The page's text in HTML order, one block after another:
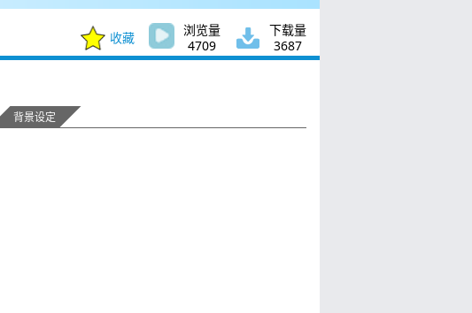
收藏
浏览量
4709
下载量
3687
背景设定